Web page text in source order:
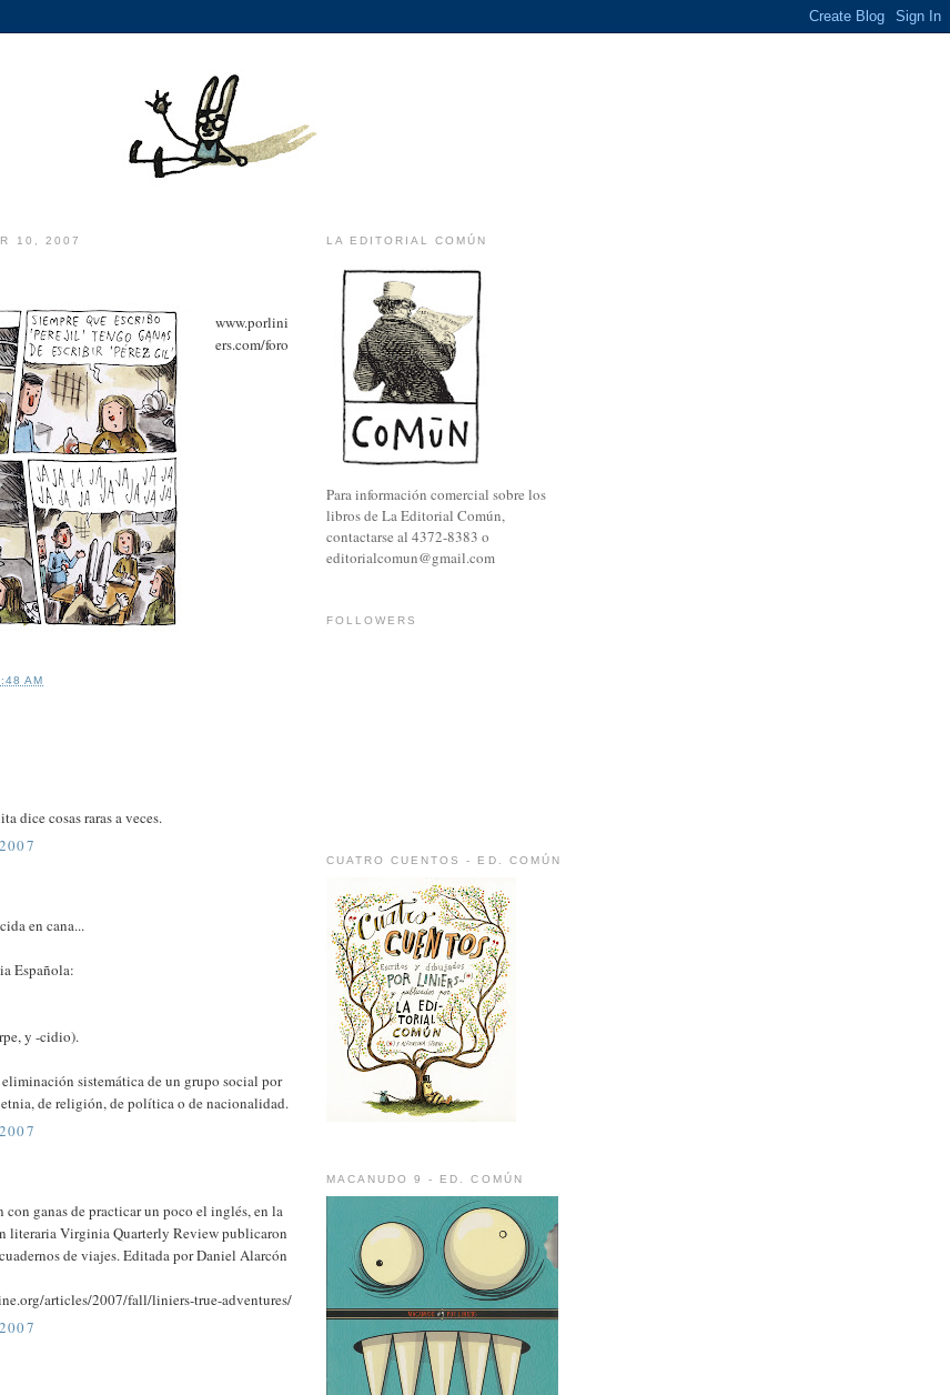
10, 2007
www.porlini
ers.com/foro
AM
dice cosas raras a veces.
en cana...
Española:
y -cidio).
sistemática de un grupo social por
de religión, de política o de nacionalidad.
con ganas de practicar un poco el inglés, en la
literaria Virginia Quarterly Review publicaron
de viajes. Editada por Daniel Alarcón
articles/2007/fall/liniers-true-adventures/
LA EDITORIAL COMÚN
Para información comercial sobre los
libros de La Editorial Común,
contactarse al 4372-8383 o
editorialcomun@gmail.com
FOLLOWERS
CUATRO CUENTOS - ED. COMÚN
MACANUDO 9 - ED. COMÚN